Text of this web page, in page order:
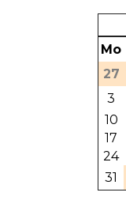
Mo
27
3
10
17
24
31